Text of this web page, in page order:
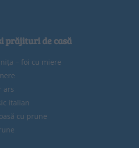
prăjituri de casă
– foi cu miere
ars
italian
cu prune